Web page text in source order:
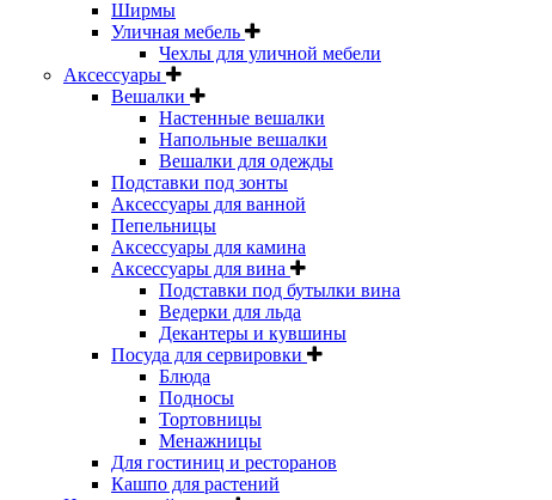
Ширмы
Уличная мебель
Чехлы для уличной мебели
Аксессуары
Вешалки
Настенные вешалки
Напольные вешалки
Вешалки для одежды
Подставки под зонты
Аксессуары для ванной
Пепельницы
Аксессуары для камина
Аксессуары для вина
Подставки под бутылки вина
Ведерки для льда
Декантеры и кувшины
Посуда для сервировки
Блюда
Подносы
Тортовницы
Менажницы
Для гостиниц и ресторанов
Кашпо для растений